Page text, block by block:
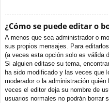
¿Cómo se puede editar o
A menos que sea administrador o
sus propios mensajes. Para
(a veces esta opción solo es válida
Si alguien editase su tema,
ha sido modificado y las veces que
moderador o la administración
veces el editor deja su nombre de
usuarios normales no podrán borrar